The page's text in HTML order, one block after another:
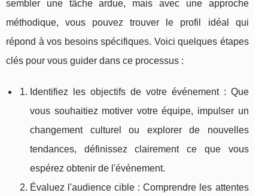
sembler une tâche ardue, mais avec une approche
méthodique, vous pouvez trouver le profil idéal qui
répond à vos besoins spécifiques. Voici quelques étapes
clés pour vous guider dans ce processus :
Identifiez les objectifs de votre événement : Que
vous souhaitiez motiver votre équipe, impulser un
changement culturel ou explorer de nouvelles
tendances, définissez clairement ce que vous
espérez obtenir de l'événement.
Évaluez l'audience cible : Comprendre les attentes